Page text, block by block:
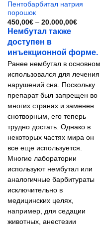
Пентобарбитал натрия
порошок
450,00€ – 20.000,00€Диапазон
Нембутал также
доступен в
инъекционной форме.
Ранее нембутал в основном
использовался для лечения
нарушений сна. Поскольку
препарат был запрещен во
многих странах и заменен
снотворным, его теперь
трудно достать. Однако в
некоторых частях мира он
все еще используется.
Многие лаборатории
используют нембутал или
аналогичные барбитураты
исключительно в
медицинских целях,
например, для седации
животных, анестезии